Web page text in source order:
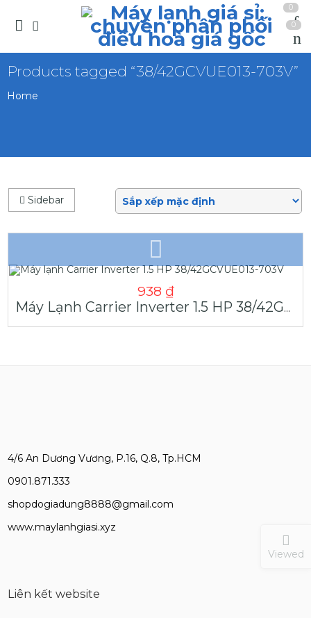
0
0
Products tagged “38/42GCVUE013-703V”
Home
Sidebar
938 ₫
Máy Lạnh Carrier Inverter 1.5 HP 38/42GCVUE013-703V
4/6 An Dương Vương, P.16, Q.8, Tp.HCM
0901.871.333
shopdogiadung8888@gmail.com
www.maylanhgiasi.xyz
Liên kết website
Viewed